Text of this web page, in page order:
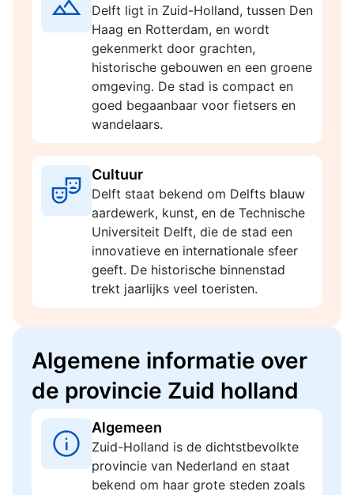
Delft ligt in Zuid-Holland, tussen Den
Haag en Rotterdam, en wordt
gekenmerkt door grachten,
historische gebouwen en een groene
omgeving. De stad is compact en
goed begaanbaar voor fietsers en
wandelaars.
Cultuur
Delft staat bekend om Delfts blauw
aardewerk, kunst, en de Technische
Universiteit Delft, die de stad een
innovatieve en internationale sfeer
geeft. De historische binnenstad
trekt jaarlijks veel toeristen.
Algemene informatie over
de provincie Zuid holland
Algemeen
Zuid-Holland is de dichtstbevolkte
provincie van Nederland en staat
bekend om haar grote steden zoals